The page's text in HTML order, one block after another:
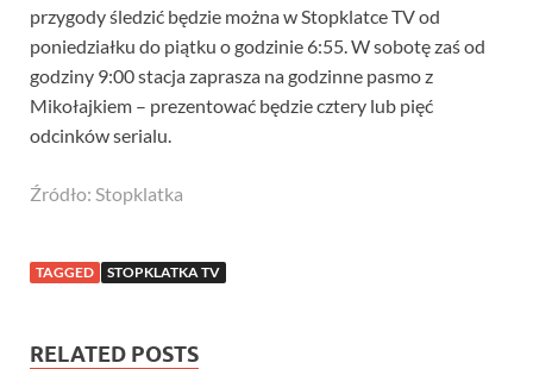
przygody śledzić będzie można w Stopklatce TV od
poniedziałku do piątku o godzinie 6:55. W sobotę zaś od
godziny 9:00 stacja zaprasza na godzinne pasmo z
Mikołajkiem – prezentować będzie cztery lub pięć
odcinków serialu.
Źródło: Stopklatka
TAGGED STOPKLATKA TV
RELATED POSTS